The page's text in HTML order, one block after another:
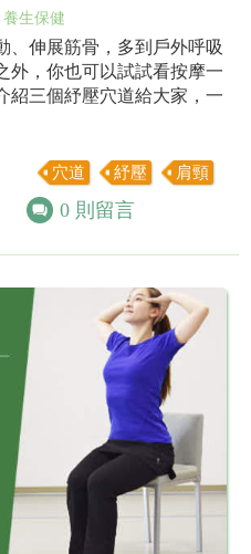
養生保健
、伸展筋骨，多到戶外呼吸
外，你也可以試試看按摩一
紹三個紓壓穴道給大家，一
穴道 紓壓 肩頸
0 則留言